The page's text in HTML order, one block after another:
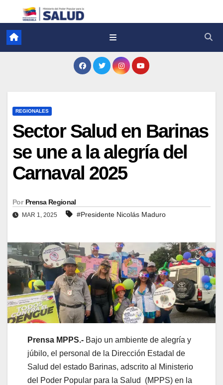
REGIONALES
Sector Salud en Barinas
se une a la alegría del
Carnaval 2025
Por Prensa Regional
MAR 1, 2025 #Presidente Nicolás Maduro
Prensa MPPS.- Bajo un ambiente de alegría y
júbilo, el personal de la Dirección Estadal de
Salud del estado Barinas, adscrito al Ministerio
del Poder Popular para la Salud (MPPS) en la